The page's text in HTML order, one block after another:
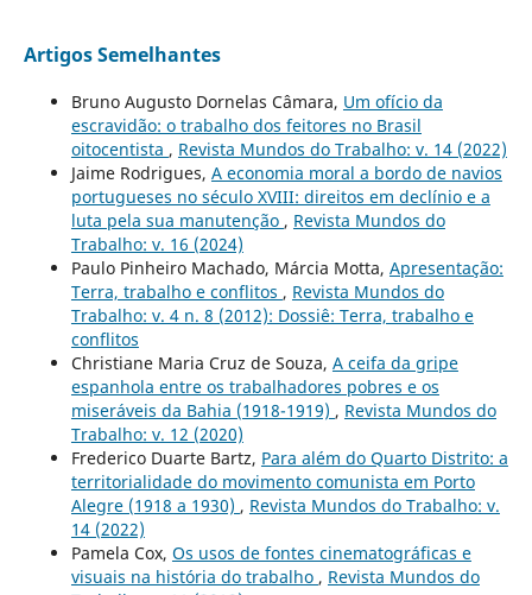
Artigos Semelhantes
Bruno Augusto Dornelas Câmara, Um ofício da
escravidão: o trabalho dos feitores no Brasil
oitocentista , Revista Mundos do Trabalho: v. 14 (2022)
Jaime Rodrigues, A economia moral a bordo de navios
portugueses no século XVIII: direitos em declínio e a
luta pela sua manutenção , Revista Mundos do
Trabalho: v. 16 (2024)
Paulo Pinheiro Machado, Márcia Motta, Apresentação:
Terra, trabalho e conflitos , Revista Mundos do
Trabalho: v. 4 n. 8 (2012): Dossiê: Terra, trabalho e
conflitos
Christiane Maria Cruz de Souza, A ceifa da gripe
espanhola entre os trabalhadores pobres e os
miseráveis da Bahia (1918-1919) , Revista Mundos do
Trabalho: v. 12 (2020)
Frederico Duarte Bartz, Para além do Quarto Distrito: a
territorialidade do movimento comunista em Porto
Alegre (1918 a 1930) , Revista Mundos do Trabalho: v.
14 (2022)
Pamela Cox, Os usos de fontes cinematográficas e
visuais na história do trabalho , Revista Mundos do